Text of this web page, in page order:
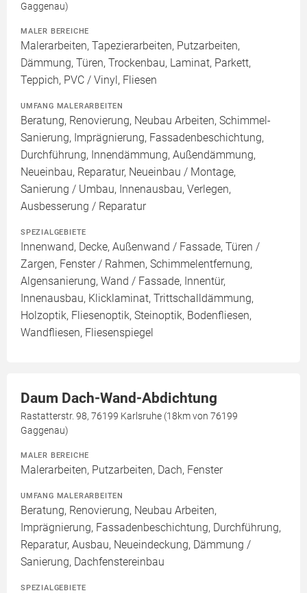
Gaggenau)
MALER BEREICHE
Malerarbeiten, Tapezierarbeiten, Putzarbeiten,
Dämmung, Türen, Trockenbau, Laminat, Parkett,
Teppich, PVC / Vinyl, Fliesen
UMFANG MALERARBEITEN
Beratung, Renovierung, Neubau Arbeiten, Schimmel-
Sanierung, Imprägnierung, Fassadenbeschichtung,
Durchführung, Innendämmung, Außendämmung,
Neueinbau, Reparatur, Neueinbau / Montage,
Sanierung / Umbau, Innenausbau, Verlegen,
Ausbesserung / Reparatur
SPEZIALGEBIETE
Innenwand, Decke, Außenwand / Fassade, Türen /
Zargen, Fenster / Rahmen, Schimmelentfernung,
Algensanierung, Wand / Fassade, Innentür,
Innenausbau, Klicklaminat, Trittschalldämmung,
Holzoptik, Fliesenoptik, Steinoptik, Bodenfliesen,
Wandfliesen, Fliesenspiegel
Daum Dach-Wand-Abdichtung
Rastatterstr. 98, 76199 Karlsruhe (18km von 76199
Gaggenau)
MALER BEREICHE
Malerarbeiten, Putzarbeiten, Dach, Fenster
UMFANG MALERARBEITEN
Beratung, Renovierung, Neubau Arbeiten,
Imprägnierung, Fassadenbeschichtung, Durchführung,
Reparatur, Ausbau, Neueindeckung, Dämmung /
Sanierung, Dachfenstereinbau
SPEZIALGEBIETE